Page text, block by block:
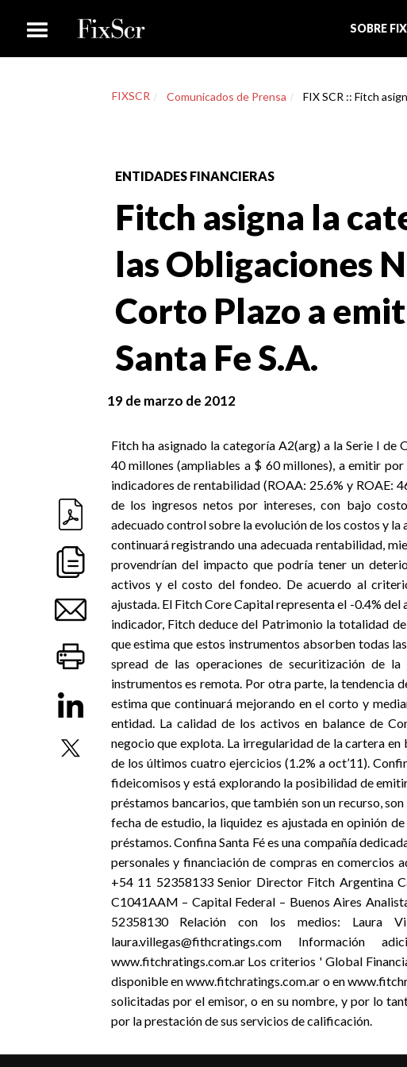
SOBRE FIX
FIXSCR Comunicados de Prensa FIX SCR :: Fitch
ENTIDADES FINANCIERAS
Fitch asigna la
las Obligaciones
Corto Plazo a
Santa Fe S.A.
19 de marzo de 2012
Fitch ha asignado la categoría A2(arg) a la Serie I
40 millones (ampliables a $ 60 millones), a emitir
indicadores de rentabilidad (ROAA: 25.6% y ROAE:
de los ingresos netos por intereses, con bajo
adecuado control sobre la evolución de los costos y
continuará registrando una adecuada rentabilidad,
provendrían del impacto que podría tener un
activos y el costo del fondeo. De acuerdo al
ajustada. El Fitch Core Capital representa el -0.4%
indicador, Fitch deduce del Patrimonio la totalidad
que estima que estos instrumentos absorben todas
spread de las operaciones de securitización de
instrumentos es remota. Por otra parte, la tendencia
estima que continuará mejorando en el corto y
entidad. La calidad de los activos en balance de
negocio que explota. La irregularidad de la cartera
de los últimos cuatro ejercicios (1.2% a oct’11).
fideicomisos y está explorando la posibilidad de
préstamos bancarios, que también son un recurso,
fecha de estudio, la liquidez es ajustada en opinión
préstamos. Confina Santa Fé es una compañía
personales y financiación de compras en comercios
+54 11 52358133 Senior Director Fitch Argentina
C1041AAM – Capital Federal – Buenos Aires
52358130 Relación con los medios: Laura
laura.villegas@fithcratings.com Información
www.fitchratings.com.ar Los criterios ' Global
disponible en www.fitchratings.com.ar o en
solicitadas por el emisor, o en su nombre, y por lo
por la prestación de sus servicios de calificación.